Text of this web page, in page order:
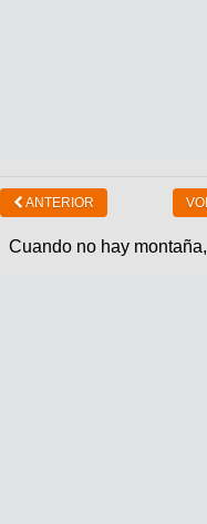
ANTERIOR
Cuando no hay